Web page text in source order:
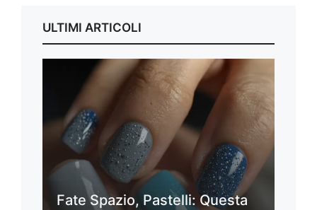
ULTIMI ARTICOLI
Fate Spazio, Pastelli: Questa